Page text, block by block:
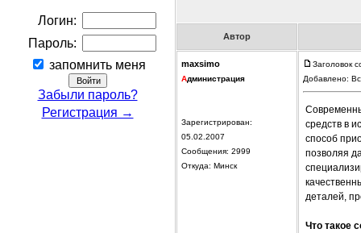
Логин:
Пароль:
запомнить меня
Забыли пароль?
Регистрация →
Автор
maxsimo
Администрация
Зарегистрирован:
05.02.2007
Сообщения: 2999
Откуда: Минск
Заголовок
Добавлено:
средств в
способ
позволяя
деталей,
Что такое